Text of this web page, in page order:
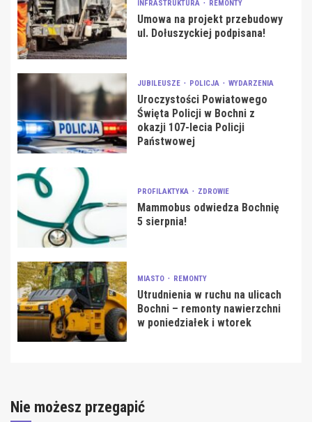
INFRASTRUKTURA REMONTY
Umowa na projekt przebudowy
ul. Dołuszyckiej podpisana!
JUBILEUSZE POLICJA WYDARZENIA
Uroczystości Powiatowego
Święta Policji w Bochni z
okazji 107-lecia Policji
Państwowej
PROFILAKTYKA ZDROWIE
Mammobus odwiedza Bochnię
5 sierpnia!
MIASTO REMONTY
Utrudnienia w ruchu na ulicach
Bochni – remonty nawierzchni
w poniedziałek i wtorek
Nie możesz przegapić